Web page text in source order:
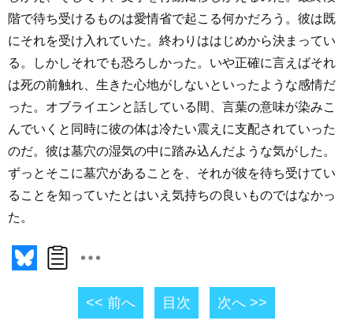
階で待ち受けるものは愛情省で起こる何かだろう。彼は既
にそれを受け入れていた。終わりははじめから決まってい
る。しかしそれでも恐ろしかった。いや正確に言えばそれ
は死の前触れ、生きた心地がしないといったような感情だ
った。オブライエンと話している間、言葉の意味が染みこ
んでいくと同時に彼の体は冷たい震えに支配されていった
のだ。彼は墓穴の湿気の中に踏み込んだような気がした。
ずっとそこに墓穴があることを、それが彼を待ち受けてい
ることを知っていたとはいえ気持ちの良いものではなかっ
た。
<< 前へ 目次 次へ >>